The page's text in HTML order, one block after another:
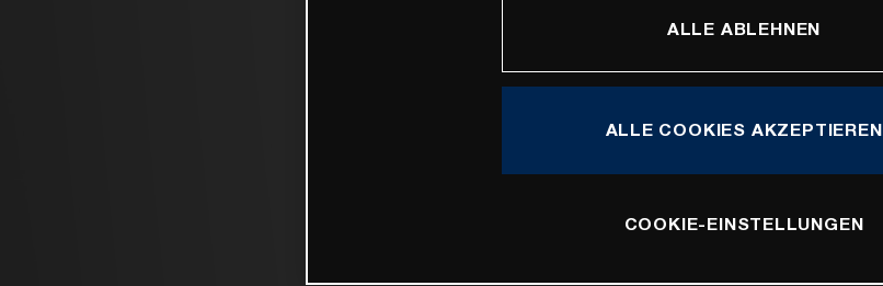
ALLE ABLEHNEN
ALLE COOKIES AKZEPTIEREN
COOKIE-EINSTELLUNGEN